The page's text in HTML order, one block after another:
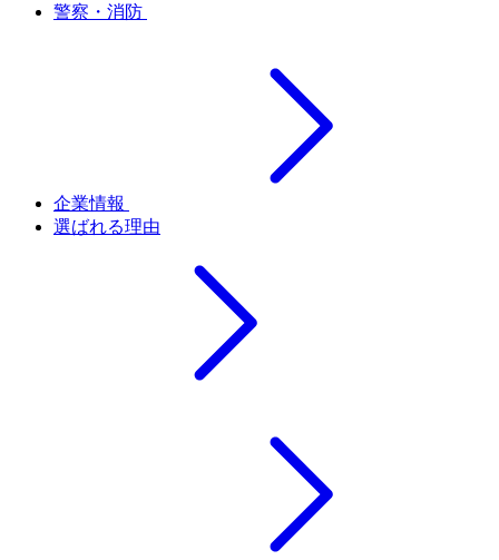
警察・消防
企業情報
選ばれる理由